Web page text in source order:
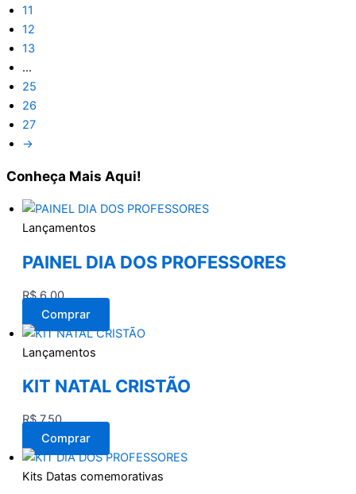
11
12
13
…
25
26
27
→
Conheça Mais Aqui!
Lançamentos
PAINEL DIA DOS PROFESSORES
R$6,00
Comprar
Lançamentos
KIT NATAL CRISTÃO
R$7,50
Comprar
Kits Datas comemorativas